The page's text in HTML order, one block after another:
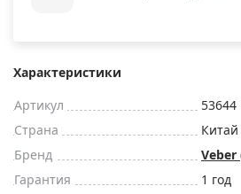
Характеристики
Артикул
53644
Страна
Китай
Бренд
Veber
Гарантия
1 год